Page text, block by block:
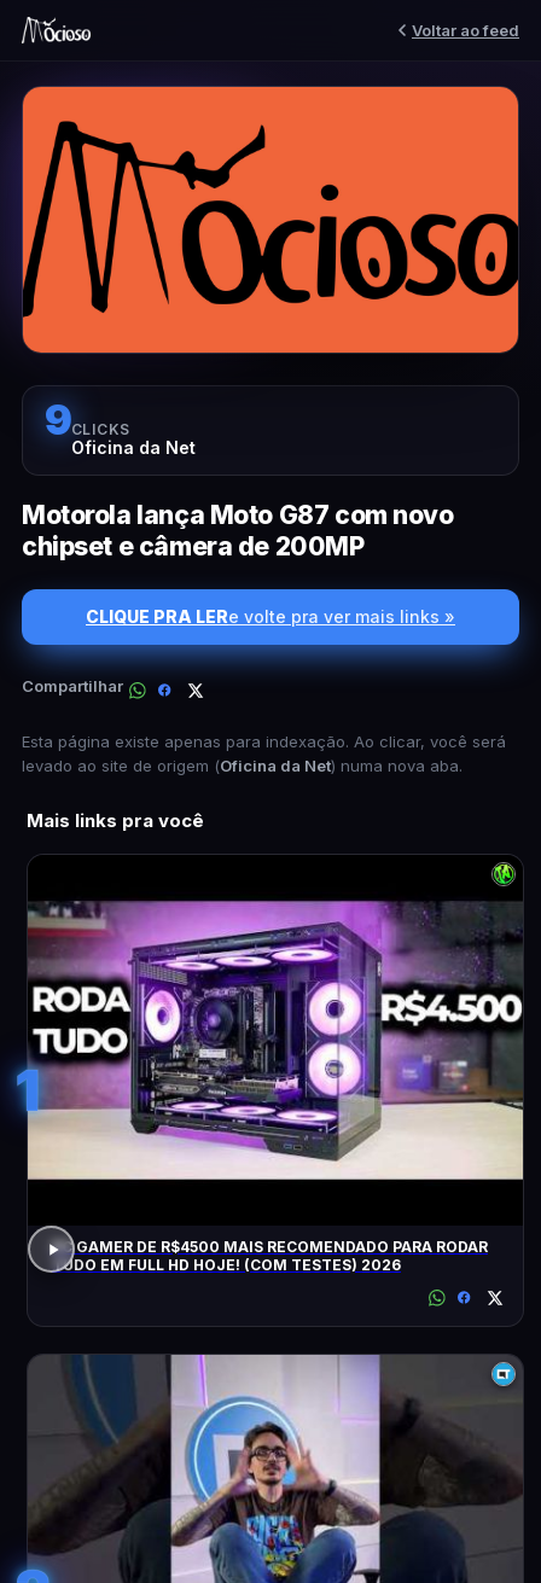
Voltar ao feed
9CLICKS
Oficina da Net
Motorola lança Moto G87 com novo
chipset e câmera de 200MP
CLIQUE PRA LERe volte pra ver mais links »
Compartilhar
Esta página existe apenas para indexação. Ao clicar, você será
levado ao site de origem (Oficina da Net) numa nova aba.
Mais links pra você
1
PC GAMER DE R$4500 MAIS RECOMENDADO PARA RODAR
TUDO EM FULL HD HOJE! (COM TESTES) 2026